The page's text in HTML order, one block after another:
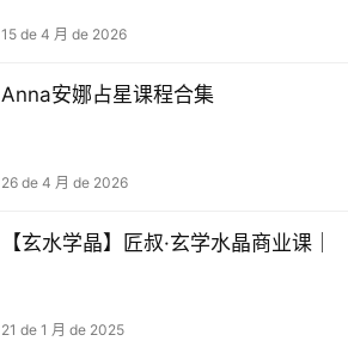
15 de 4 月 de 2026
Anna安娜占星课程合集
26 de 4 月 de 2026
【玄水学‬晶】匠叔·玄学水晶商业课｜
21 de 1 月 de 2025